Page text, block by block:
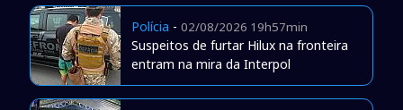
Polícia - 02/08/2026 19h57min
Suspeitos de furtar Hilux na fronteira
entram na mira da Interpol